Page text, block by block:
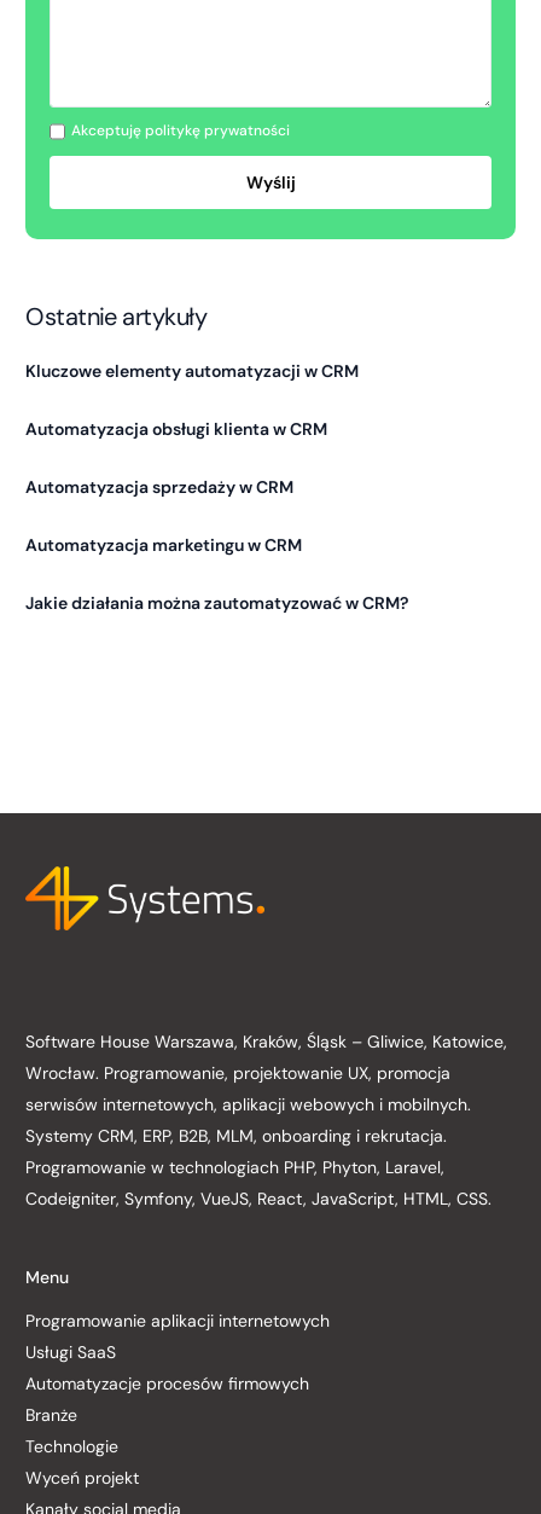
Akceptuję politykę prywatności
Ostatnie artykuły
Kluczowe elementy automatyzacji w CRM
Automatyzacja obsługi klienta w CRM
Automatyzacja sprzedaży w CRM
Automatyzacja marketingu w CRM
Jakie działania można zautomatyzować w CRM?
Software House Warszawa, Kraków, Śląsk – Gliwice, Katowice,
Wrocław. Programowanie, projektowanie UX, promocja
serwisów internetowych, aplikacji webowych i mobilnych.
Systemy CRM, ERP, B2B, MLM, onboarding i rekrutacja.
Programowanie w technologiach PHP, Phyton, Laravel,
Codeigniter, Symfony, VueJS, React, JavaScript, HTML, CSS.
Menu
Programowanie aplikacji internetowych
Usługi SaaS
Automatyzacje procesów firmowych
Branże
Technologie
Wyceń projekt
Kanały social media